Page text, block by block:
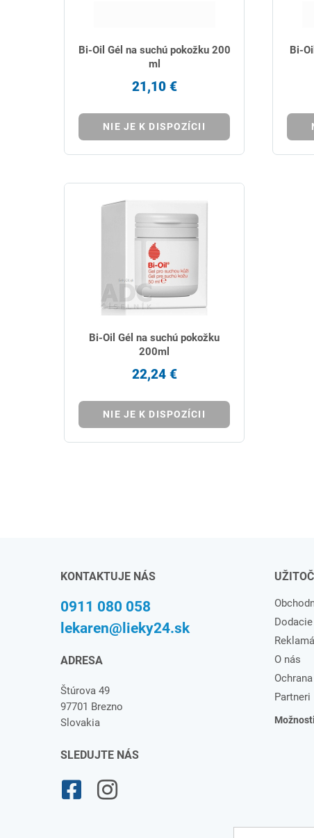
Bi-Oil Gél na suchú pokožku 200
ml
21,10 €
NIE JE K DISPOZÍCII
Bi-
Bi-Oil Gél na suchú pokožku
200ml
22,24 €
NIE JE K DISPOZÍCII
KONTAKTUJE NÁS
0911 080 058
lekaren@lieky24.sk
ADRESA
Štúrova 49
97701 Brezno
Slovakia
SLEDUJTE NÁS
O nás
Partneri